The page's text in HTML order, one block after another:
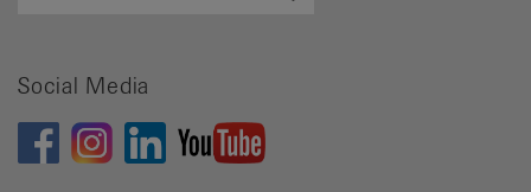
Social Media